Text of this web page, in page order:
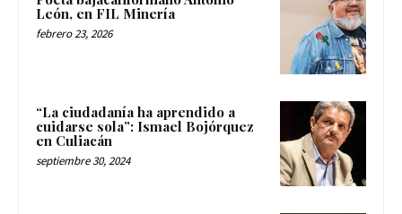
León, en FIL Minería
febrero 23, 2026
“La ciudadanía ha aprendido a
cuidarse sola”: Ismael Bojórquez
en Culiacán
septiembre 30, 2024